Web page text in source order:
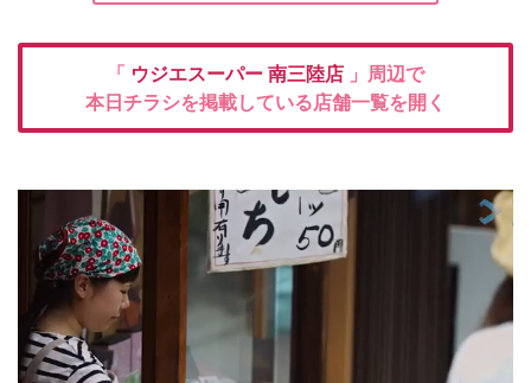
「 ウジエスーパー 南三陸店 」周辺で
本日チラシを掲載している店舗一覧を開く